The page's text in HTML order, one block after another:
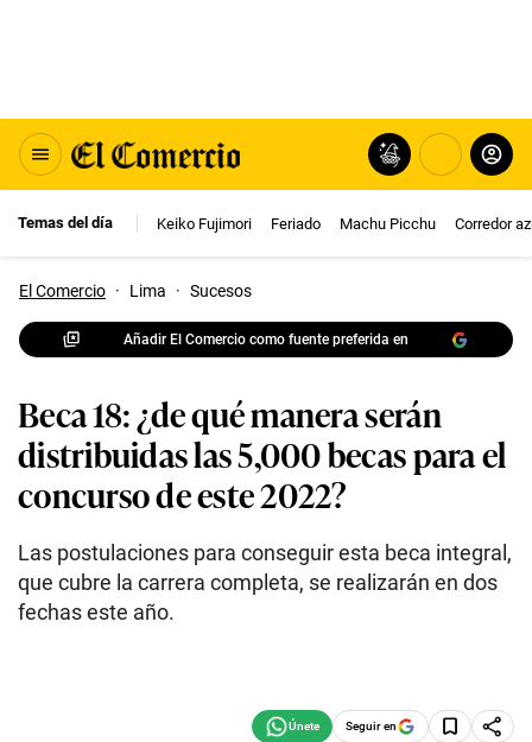
Temas del día Keiko Fujimori Feriado Machu Picchu Corredor
El Comercio · Lima · Sucesos
Añadir El Comercio como fuente preferida en
Beca 18: ¿de qué manera serán
distribuidas las 5,000 becas para el
concurso de este 2022?
Las postulaciones para conseguir esta beca integral,
que cubre la carrera completa, se realizarán en dos
fechas este año.
Seguir en